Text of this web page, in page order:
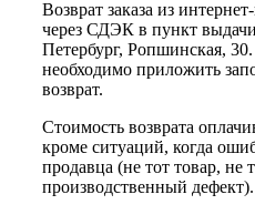
Возврат заказа из
через СДЭК в пункт
Петербург, Ропшинская,
необходимо приложить
возврат.
Стоимость возврата
кроме ситуаций, когда
продавца (не тот товар, не
производственный дефект).